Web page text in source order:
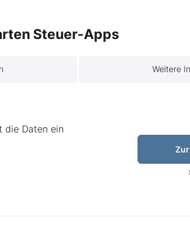
Steuer-Apps
Weitere
die Daten ein